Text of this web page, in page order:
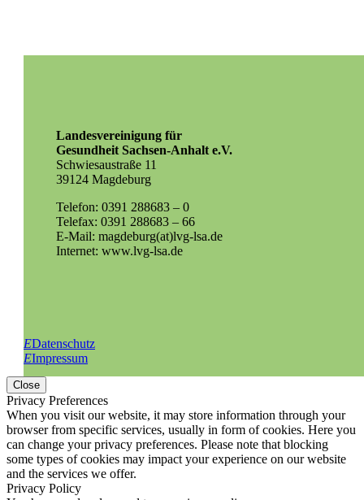
Landesvereinigung für
Gesundheit Sachsen-Anhalt e.V.
Schwiesaustraße 11
39124 Magdeburg
Telefon: 0391 288683 – 0
Telefax: 0391 288683 – 66
E-Mail: magdeburg(at)lvg-lsa.de
Internet: www.lvg-lsa.de
EDatenschutz
EImpressum
Close
Privacy Preferences
When you visit our website, it may store information through your
browser from specific services, usually in form of cookies. Here you
can change your privacy preferences. Please note that blocking
some types of cookies may impact your experience on our website
and the services we offer.
Privacy Policy